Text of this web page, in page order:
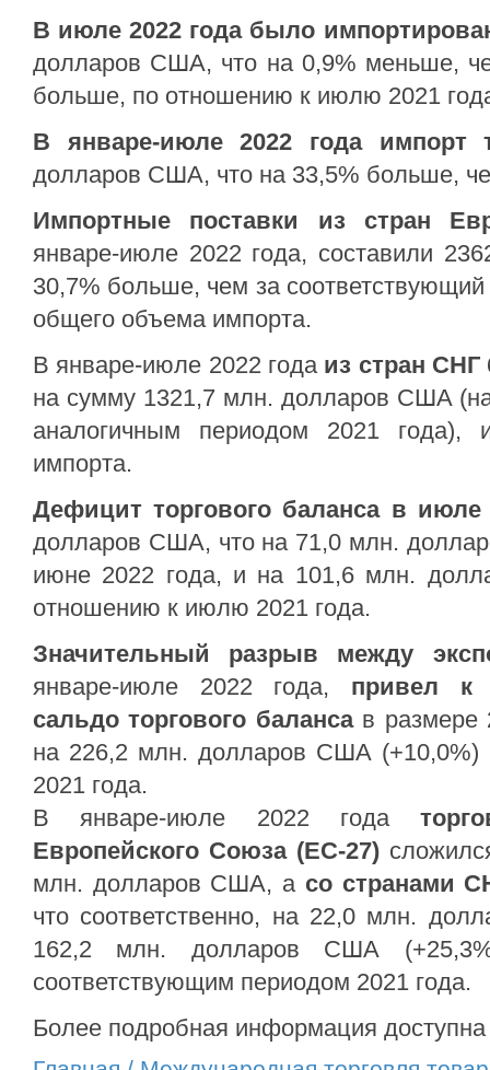
В июле 2022 года было
долларов США, что на 0,9% меньше,
больше, по отношению к июлю 2021
В
январе-июле 2022 года
импорт
долларов США, что на 33,5% больше,
Импортные поставки из стран
январе-июле 2022 года, составили
30,7% больше, чем за
общего объема импорта.
В январе-июле 2022 года из стран СНГ
на сумму 1321,7 млн. долларов США
аналогичным периодом 2021
импорта.
Дефицит торгового баланса в июле
долларов США, что на 71,0 млн.
июне 2022 года, и на 101,6 млн.
отношению к июлю 2021 года.
Значительный разрыв между
январе-июле 2022 года, привел к
сальдо торгового балансав размере
на 226,2 млн. долларов США (+10,0%)
2021 года.
В январе-июле 2022 года
Европейского Союза (ЕС-27)
млн. долларов США, асо странами
что соответственно, на 22,0 млн.
162,2 млн. долларов США
соответствующим периодом 2021 года.
Более подробная информация